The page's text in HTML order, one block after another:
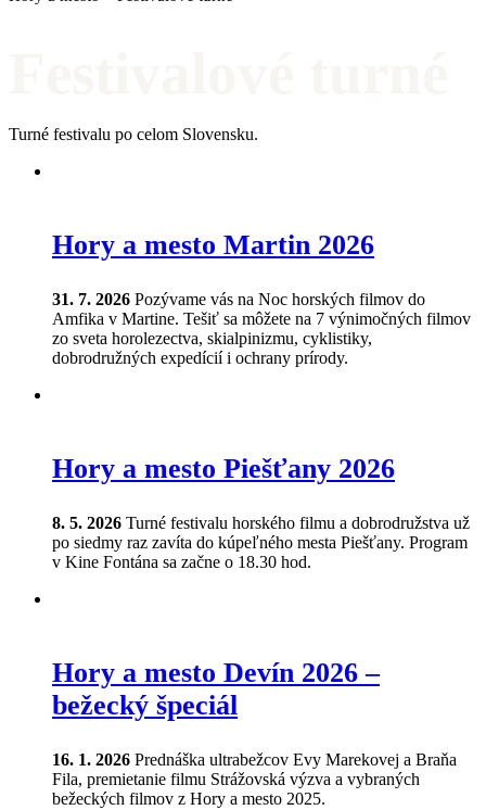
Turné festivalu po celom Slovensku.
Hory a mesto Martin 2026
31. 7. 2026 Pozývame vás na Noc horských filmov do
Amfika v Martine. Tešiť sa môžete na 7 výnimočných filmov
zo sveta horolezectva, skialpinizmu, cyklistiky,
dobrodružných expedícií i ochrany prírody.
Hory a mesto Piešťany 2026
8. 5. 2026 Turné festivalu horského filmu a dobrodružstva už
po siedmy raz zavíta do kúpeľného mesta Piešťany. Program
v Kine Fontána sa začne o 18.30 hod.
Hory a mesto Devín 2026 –
bežecký špeciál
16. 1. 2026 Prednáška ultrabežcov Evy Marekovej a Braňa
Fila, premietanie filmu Strážovská výzva a vybraných
bežeckých filmov z Hory a mesto 2025.